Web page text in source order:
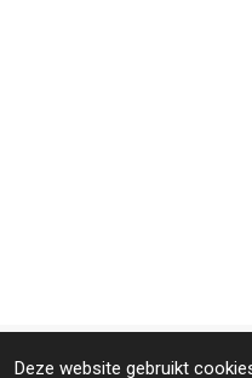
Deze website gebruikt© 2024 -